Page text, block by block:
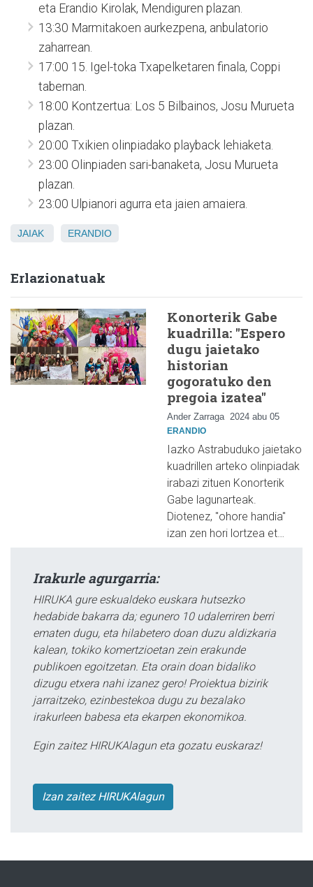
eta Erandio Kirolak, Mendiguren plazan.
13:30 Marmitakoen aurkezpena, anbulatorio
zaharrean.
17:00 15. Igel-toka Txapelketaren finala, Coppi
tabernan.
18:00 Kontzertua: Los 5 Bilbainos, Josu Murueta
plazan.
20:00 Txikien olinpiadako playback lehiaketa.
23:00 Olinpiaden sari-banaketa, Josu Murueta
plazan.
23:00 Ulpianori agurra eta jaien amaiera.
JAIAK ERANDIO
Erlazionatuak
Konorterik Gabe
kuadrilla: "Espero
dugu jaietako
historian
gogoratuko den
pregoia izatea"
Ander Zarraga 2024 abu 05
ERANDIO
Iazko Astrabuduko jaietako
kuadrillen arteko olinpiadak
irabazi zituen Konorterik
Gabe lagunarteak.
Diotenez, "ohore handia"
izan zen hori lortzea et…
Irakurle agurgarria:
HIRUKA gure eskualdeko euskara hutsezko
hedabide bakarra da; egunero 10 udalerriren berri
ematen dugu, eta hilabetero doan duzu aldizkaria
kalean, tokiko komertzioetan zein erakunde
publikoen egoitzetan. Eta orain doan bidaliko
dizugu etxera nahi izanez gero! Proiektua bizirik
jarraitzeko, ezinbestekoa dugu zu bezalako
irakurleen babesa eta ekarpen ekonomikoa.
Egin zaitez HIRUKAlagun eta gozatu euskaraz!
Izan zaitez HIRUKAlagun